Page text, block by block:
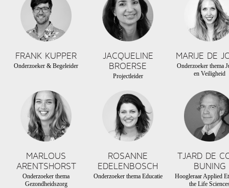
FRANK KUPPER
Onderzoeker & Begeleider
JACQUELINE
BROERSE
Projectleider
MARIJE DE
Onderzoeker thema
en Veiligheid
MARLOUS
ARENTSHORST
Onderzoeker thema
Gezondheidszorg
ROSANNE
EDELENBOSCH
Onderzoeker thema Educatie
TJARD DE
BUNING
Hoogleraar Applied
the Life